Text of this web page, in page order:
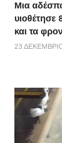
Μια
υιοθέτησε
και τα
23